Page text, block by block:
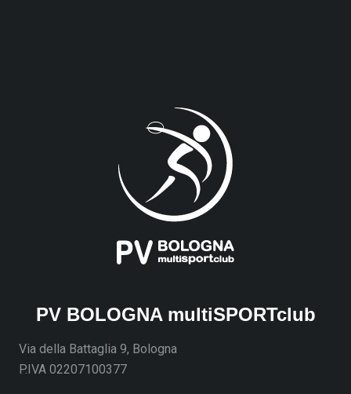
PV BOLOGNA multiSPORTclub
Via della Battaglia 9, Bologna
P.IVA 02207100377